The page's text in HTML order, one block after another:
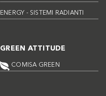
ENERGY - SISTEMI RADIANTI
GREEN ATTITUDE
COMISA GREEN